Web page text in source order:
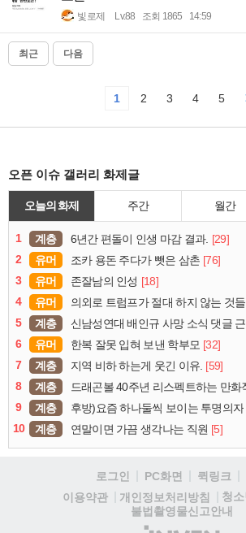
빛로제 Lv.88 조회 1865 14:59
최근 다음
1 2 3 4 5
오픈 이슈 갤러리 화제글
오늘의 화제 주간 월간
1 계층 6년간 편돌이 인생 마감 결과. [29]
2
유머 조카 용돈 주다가 뺏은 삼촌 [76]
3
유머 존잘남의 인성 [18]
4
유머 의외로 트럼프가 절대 하지 않는 것들
5
계층 신남성연대 배인규 사망 소식 댓글
6
유머 한복 잘못 입혀 보낸 학부모 [32]
7
계층 지역 비하 하는게 웃긴 이유. [59]
8
계층 드래곤볼 40주년 리스펙트하는 만화
9
계층 후방)요즘 하나둘씩 보이는 투명의자
10
계층 연말이면 가끔 생각나는 직원 [5]
로그인 PC화면 퀵링크
이용약관
개인정보처리방침
청
불법촬영물신고안내